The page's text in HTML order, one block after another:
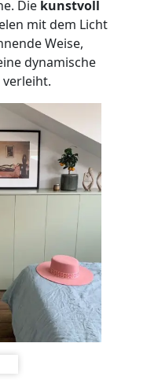
Die kunstvoll
mit dem Licht
Weise,
dynamische